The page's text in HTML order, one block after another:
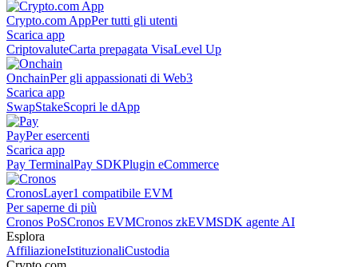
Crypto.com AppPer tutti gli utenti
Scarica app
CriptovaluteCarta prepagata VisaLevel Up
OnchainPer gli appassionati di Web3
Scarica app
SwapStakeScopri le dApp
PayPer esercenti
Scarica app
Pay TerminalPay SDKPlugin eCommerce
CronosLayer1 compatibile EVM
Per saperne di più
Cronos PoSCronos EVMCronos zkEVMSDK agente AI
Esplora
AffiliazioneIstituzionaliCustodia